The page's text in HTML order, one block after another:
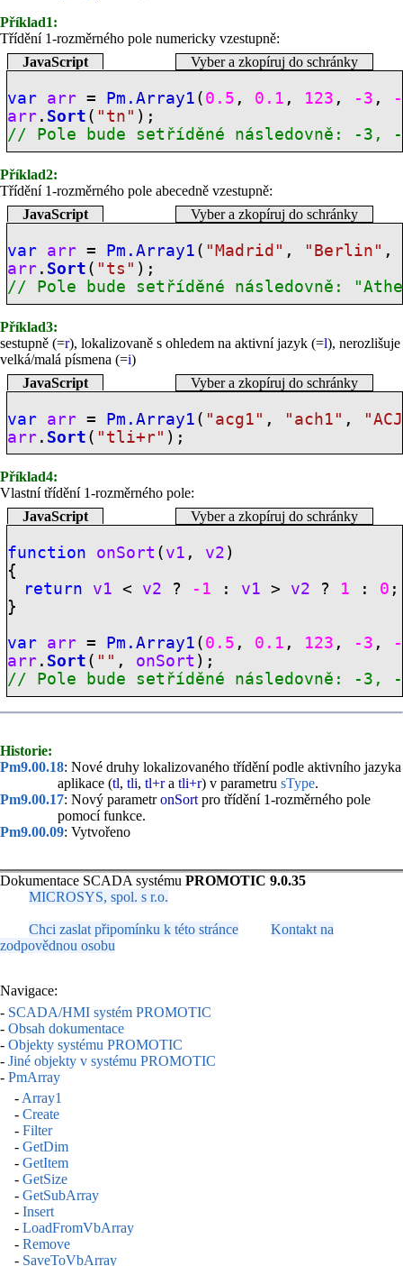
Příklad1:
Třídění 1-rozměrného pole numericky vzestupně:
JavaScript
Vyber a zkopíruj do schránky
var arr = Pm.Array1 ( 0.5 , 0.1 , 123 , -3 ,
arr . Sort ( "tn" );
// Pole bude setříděné následovně: -
Příklad2:
Třídění 1-rozměrného pole abecedně vzestupně:
JavaScript
Vyber a zkopíruj do schránky
var arr = Pm.Array1 ( "Madrid" , "Berlin" ,
arr . Sort ( "ts" );
// Pole bude setříděné následovně:
Příklad3:
sestupně (=r), lokalizovaně s ohledem na aktivní jazyk (=l), nerozlišuje
velká/malá písmena (=i)
JavaScript
Vyber a zkopíruj do schránky
var arr = Pm.Array1 ( "acg1" , "ach1" ,
arr . Sort ( "tli+r" );
Příklad4:
Vlastní třídění 1-rozměrného pole:
JavaScript
Vyber a zkopíruj do schránky
function onSort ( v1 , v2 )
{
return
v1 < v2 ? -1 : v1 > v2 ? 1 : 0 ;
}
var arr = Pm.Array1 ( 0.5 , 0.1 , 123 , -3 ,
arr . Sort ( "" , onSort );
// Pole bude setříděné následovně: -
Historie:
Pm9.00.18: Nové druhy lokalizovaného třídění podle aktivního jazyka
aplikace (tl, tli, tl+ra tli+r) v parametru sType.
Pm9.00.17: Nový parametronSort pro třídění 1-rozměrného pole
pomocí funkce.
Pm9.00.09: Vytvořeno
Dokumentace SCADA systému PROMOTIC 9.0.35
MICROSYS, spol. s r.o.
Chci zaslat připomínku k této stránce
Kontakt na
zodpovědnou osobu
Navigace:
- SCADA/HMI systém PROMOTIC
- Obsah dokumentace
- Objekty systému PROMOTIC
- Jiné objekty v systému PROMOTIC
- PmArray
- Array1
- Create
- Filter
- GetDim
- GetItem
- GetSize
- GetSubArray
- Insert
- LoadFromVbArray
- Remove
- SaveToVbArray